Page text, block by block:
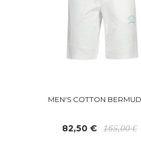
MEN'S COTTON
82,50 € 165,00 €